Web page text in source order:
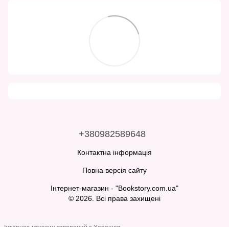
+380982589648
Контактна інформація
Повна версія сайту
Інтернет-магазин - "Bookstory.com.ua"
© 2026. Всі права захищені